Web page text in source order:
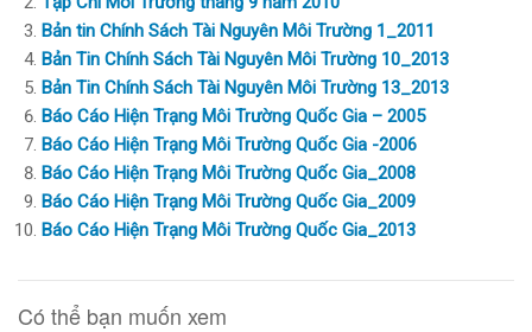
Bản tin Chính Sách Tài Nguyên Môi Trường 1_2011
Bản Tin Chính Sách Tài Nguyên Môi Trường 10_2013
Bản Tin Chính Sách Tài Nguyên Môi Trường 13_2013
Báo Cáo Hiện Trạng Môi Trường Quốc Gia – 2005
Báo Cáo Hiện Trạng Môi Trường Quốc Gia -2006
Báo Cáo Hiện Trạng Môi Trường Quốc Gia_2008
Báo Cáo Hiện Trạng Môi Trường Quốc Gia_2009
Báo Cáo Hiện Trạng Môi Trường Quốc Gia_2013
Có thể bạn muốn xem